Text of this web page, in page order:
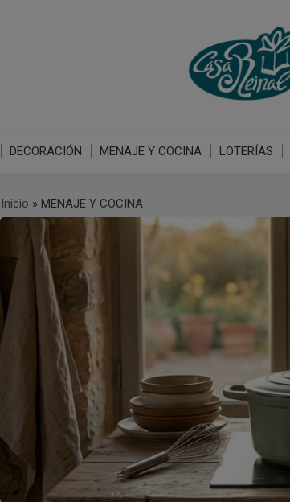
DECORACIÓN MENAJE Y COCINA LOTERÍAS
Inicio » MENAJE Y COCINA